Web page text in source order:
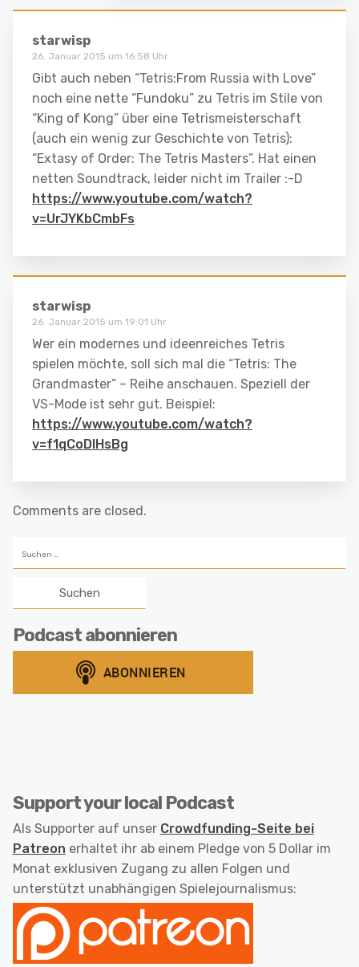
starwisp
26. Januar 2015 um 16:58 Uhr
Gibt auch neben “Tetris:From Russia with Love”
noch eine nette “Fundoku” zu Tetris im Stile von
“King of Kong” über eine Tetrismeisterschaft
(auch ein wenig zur Geschichte von Tetris):
“Extasy of Order: The Tetris Masters”. Hat einen
netten Soundtrack, leider nicht im Trailer :-D
https://www.youtube.com/watch?
v=UrJYKbCmbFs
starwisp
26. Januar 2015 um 19:01 Uhr
Wer ein modernes und ideenreiches Tetris
spielen möchte, soll sich mal die “Tetris: The
Grandmaster” – Reihe anschauen. Speziell der
VS-Mode ist sehr gut. Beispiel:
https://www.youtube.com/watch?
v=f1qCoDlHsBg
Comments are closed.
nach:
Podcast abonnieren
Support your local Podcast
Als Supporter auf unser Crowdfunding-Seite bei
Patreon erhaltet ihr ab einem Pledge von 5 Dollar im
Monat exklusiven Zugang zu allen Folgen und
unterstützt unabhängigen Spielejournalismus: